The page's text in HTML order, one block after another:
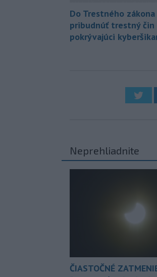
Do Trestného zákona
pribudnúť trestný čin
pokrývajúci
Neprehliadnite
ČIASTOČNÉ